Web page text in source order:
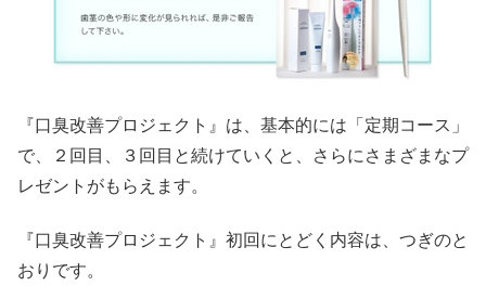
『口臭改善プロジェクト』は、基本的には「定期コース」
で、２回目、３回目と続けていくと、さらにさまざまなプ
レゼントがもらえます。
『口臭改善プロジェクト』初回にとどく内容は、つぎのと
おりです。